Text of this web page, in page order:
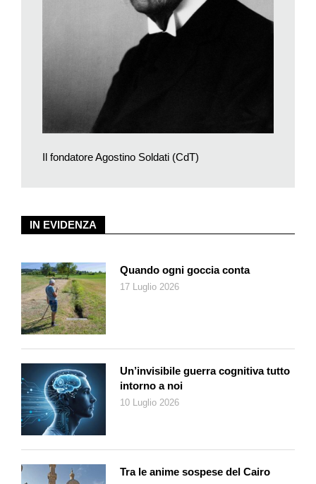
toccò ad Agostino, figlio di Pio Soldati, fratello del fondatore.
Nato a Buenos Aires nel 1910, Agostino era entrato giovane in
diplomazia: un bell’uomo, alto, lo vidi più volte transitare nei
corridoi della redazione, allora in Via Pasquale Lucchini,
sempre fasciato di abiti blu scuro. Avrebbe condiviso la
presidenza della Fondazione fino alla sua morte, nel 1966,
molto scrivendo e telefonando da Parigi, dove era a capo
dell’Ambasciata svizzera.
Fu Raffaele, negli anni subito seguenti la fine della guerra
bella casa ombreggiata da scurissimi ippocastani al confine tra
distanza: lui nel 1952, lei nel 1953. La linea successoria cadde
sulla prima nata dei coniugi deceduti, Matilde.
Era logico che Matilde, andata sposa nel ’57 a un bellinzonese:
Giovanni Bonetti (meglio conosciuto come Giampiero, «Peo»
per gli amici) dovesse nei primi anni rispettare l’autorevolezza
e l’esperienza dello zio ambasciatore e di alcuni amici stretti
del defunto giudice federale: l’avvocato Luigi Balestra, notaio
dell’Atto di fondazione, e soprattutto il banchiere Gino Nessi,
proprietario della Banca Popolare di Lugano, che teneva i
cordoni della borsa del giornale. La sua indipendenza si
sarebbe manifestata col tempo, ma soprattutto a partire dalla
morte dell’ambasciatore Agostino, avvenuta nel 1966.
Il «Blätterwald» ticinese
Sei erano le testate uscite indenni dalla bufera della guerra
IN EVIDENZA
Quando ogni goccia conta
17 Luglio 2026
Un’invisibile guerra cognitiva tutto
intorno a noi
10 Luglio 2026
Tra le anime sospese del Cairo
Il fondatore Agostino Soldati (CdT)